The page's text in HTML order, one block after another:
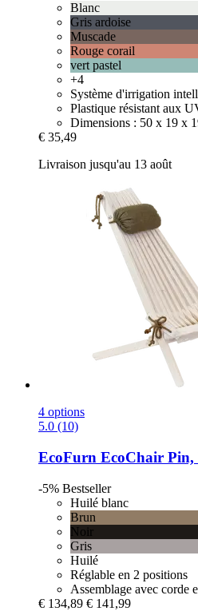
Blanc
Gris ardoise
Muscade
Rouge corail
vert pastel
+4
Système d'irrigation
Plastique résistant aux
Dimensions : 50 x 19 x
€ 35,49
Livraison jusqu'au 13 août
4 options
5.0 (10)
EcoFurn EcoChair
-5% Bestseller
Huilé blanc
Brun
Noir
Gris
Huilé
Réglable en 2 positions
Assemblage avec corde
€ 134,89 € 141,99